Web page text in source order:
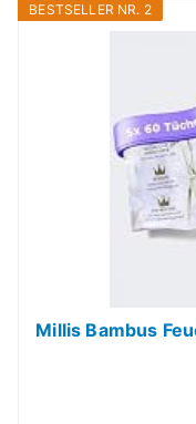
BESTSELLER NR. 2
Millis Bambus